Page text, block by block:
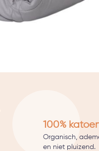
100%
Organisch,
en niet pluizend.